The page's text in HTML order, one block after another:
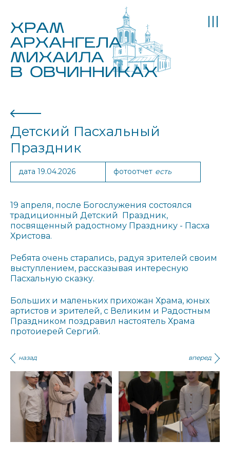
Детский Пасхальный
Праздник
дата 19.04.2026 фотоотчет есть
19 апреля, после Богослужения состоялся
традиционный Детский Праздник,
посвященный радостному Празднику - Пасха
Христова.
Ребята очень старались, радуя зрителей своим
выступлением, рассказывая интересную
Пасхальную сказку.
Больших и маленьких прихожан Храма, юных
артистов и зрителей, с Великим и Радостным
Праздником поздравил настоятель Храма
протоиерей Сергий.
назад вперед